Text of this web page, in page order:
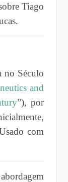
Tiago
no Século
and
”), por
com